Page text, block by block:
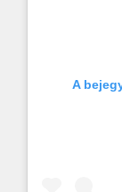
A